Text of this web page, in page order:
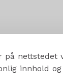
på nettstedet
innhold